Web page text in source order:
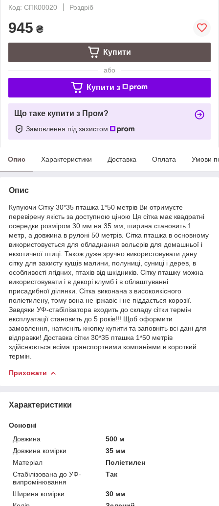
Код: СПК00020
Роздріб
945 ₴
Купити
або
Купити з
Що таке купити з Пром?
Замовлення під захистом
Опис Характеристики Доставка Оплата Умови
Опис
Купуючи Сітку 30*35 пташка 1*50 метрів Ви отримуєте
перевірену якість за доступною ціною Ця сітка має квадратні
осередки розміром 30 мм на 35 мм, ширина становить 1
метр, а довжина в рулоні 50 метрів. Сітка пташка в основному
використовується для обладнання вольєрів для домашньої і
екзотичної птиці. Також дуже зручно використовувати дану
сітку для захисту кущів малини, полуниці, суниці і дерев, в
особливості ягідних, птахів від шкідників. Сітку пташку можна
використовувати і в декорі клумб і в облаштуванні
присадибної ділянки. Сітка виконана з високоякісного
поліетилену, тому вона не іржавіє і не піддається корозії.
Завдяки УФ-стабілізатора входить до складу сітки термін
експлуатації становить до 5 років!!! Щоб оформити
замовлення, натисніть кнопку купити та заповніть всі дані для
відправки! Доставка сітки 30*35 пташка 1*50 метрів
здійснюється всіма транспортними компаніями в короткий
термін.
Приховати
Характеристики
Основні
Довжина
500 м
Довжина комірки
35 мм
Матеріал
Поліетилен
Стабілізована до УФ-
випромінювання
Так
Ширина комірки
30 мм